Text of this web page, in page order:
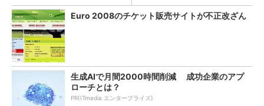
Euro 2008のチケット販売サイトが不正改ざん
生成AIで月間2000時間削減 成功企業のアプ
ローチとは？
PR(ITmedia エンタープライズ)